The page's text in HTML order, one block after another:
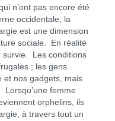
pas encore été
occidentale, la
est une dimension
sociale. En réalité
survie. Les conditions
; les gens
et nos gadgets, mais
Lorsqu’une femme
orphelins, ils
à travers tout un